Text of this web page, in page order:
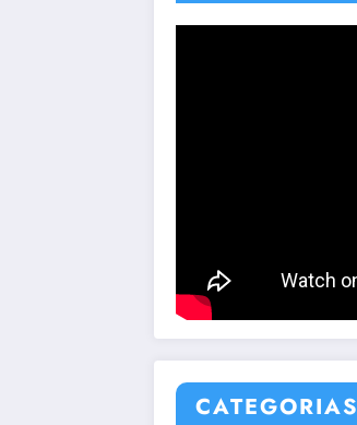
CATEGORIAS